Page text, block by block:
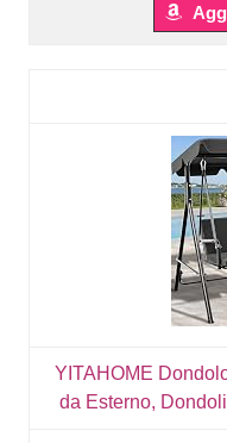
YITAHOME
da Esterno,